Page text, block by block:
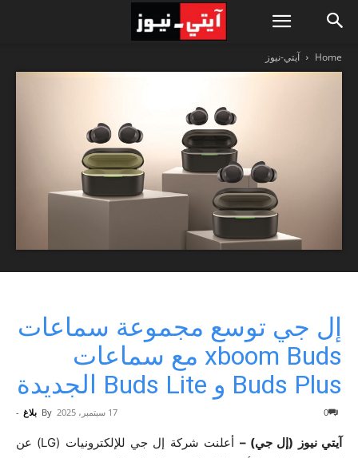
Home آيتي-نيوز
إل جي توسع مجموعة سماعات
xboom Buds مع سماعات
Buds Plus و Buds Lite الجديدة
By بلاغ - 17 سبتمبر، 2025 0
آيتي نيوز (إل جي) –
أعلنت شركة إل جي للإلكترونيات (LG) عن